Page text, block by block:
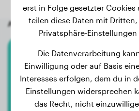
Andere zufällige Hunde
Australian
Daisy
erst in Folge gesetzter
teilen diese Daten mit
Privatsphäre-
Die Datenverarbeitung
Einwilligung oder auf Basis
Interesses erfolgen, dem du in
Einstellungen widersprechen
das Recht, nicht